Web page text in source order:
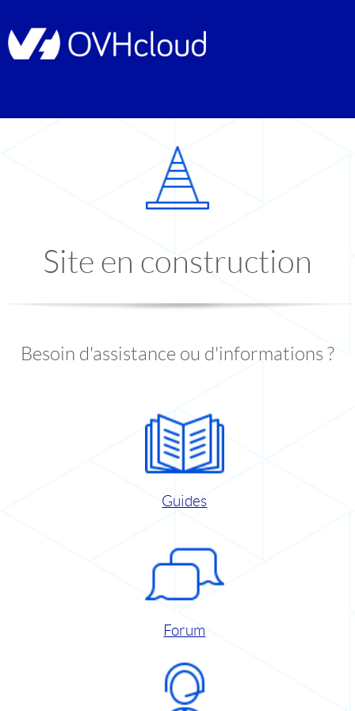
Site en construction
Besoin d'assistance ou d'informations ?
Guides
Forum